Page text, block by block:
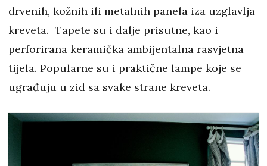
drvenih, kožnih ili metalnih panela iza uzglavlja
kreveta. Tapete su i dalje prisutne, kao i
perforirana keramička ambijentalna rasvjetna
tijela. Popularne su i praktične lampe koje se
ugrađuju u zid sa svake strane kreveta.